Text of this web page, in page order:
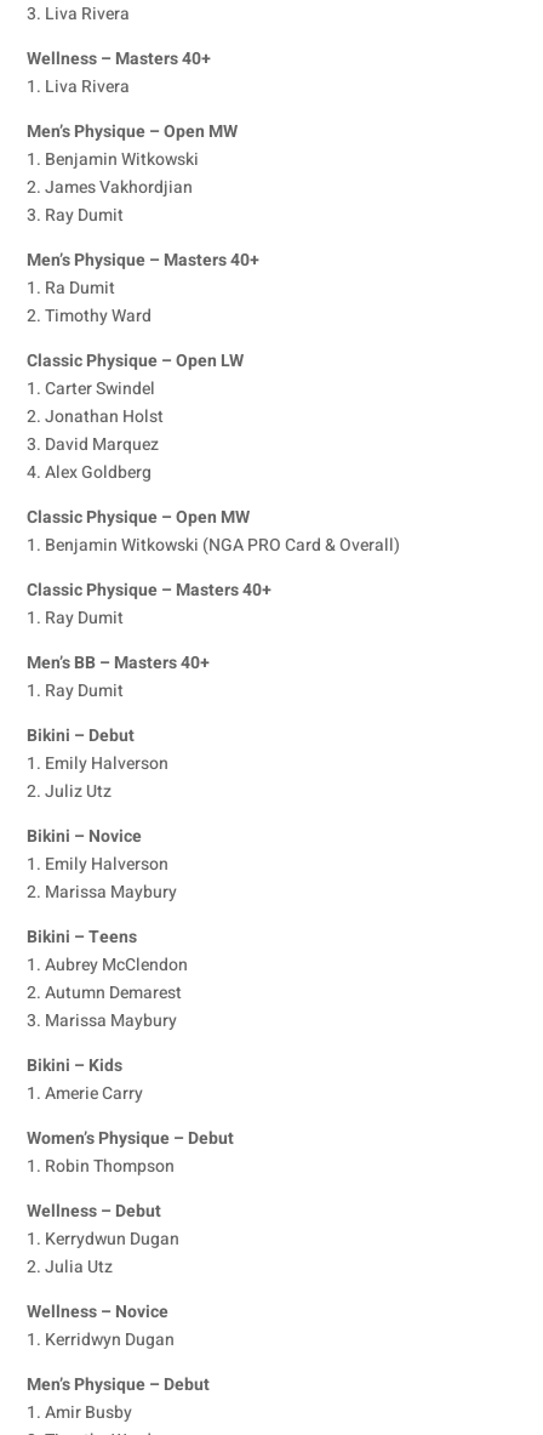
3. Liva Rivera
Wellness – Masters 40+
1. Liva Rivera
Men’s Physique – Open MW
1. Benjamin Witkowski
2. James Vakhordjian
3. Ray Dumit
Men’s Physique – Masters 40+
1. Ra Dumit
2. Timothy Ward
Classic Physique – Open LW
1. Carter Swindel
2. Jonathan Holst
3. David Marquez
4. Alex Goldberg
Classic Physique – Open MW
1. Benjamin Witkowski (NGA PRO Card & Overall)
Classic Physique – Masters 40+
1. Ray Dumit
Men’s BB – Masters 40+
1. Ray Dumit
Bikini – Debut
1. Emily Halverson
2. Juliz Utz
Bikini – Novice
1. Emily Halverson
2. Marissa Maybury
Bikini – Teens
1. Aubrey McClendon
2. Autumn Demarest
3. Marissa Maybury
Bikini – Kids
1. Amerie Carry
Women’s Physique – Debut
1. Robin Thompson
Wellness – Debut
1. Kerrydwun Dugan
2. Julia Utz
Wellness – Novice
1. Kerridwyn Dugan
Men’s Physique – Debut
1. Amir Busby